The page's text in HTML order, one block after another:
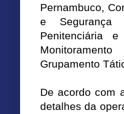
Pernambuco,
e Segurança
Penitenciária e
Grupamento
De acordo com
detalhes da